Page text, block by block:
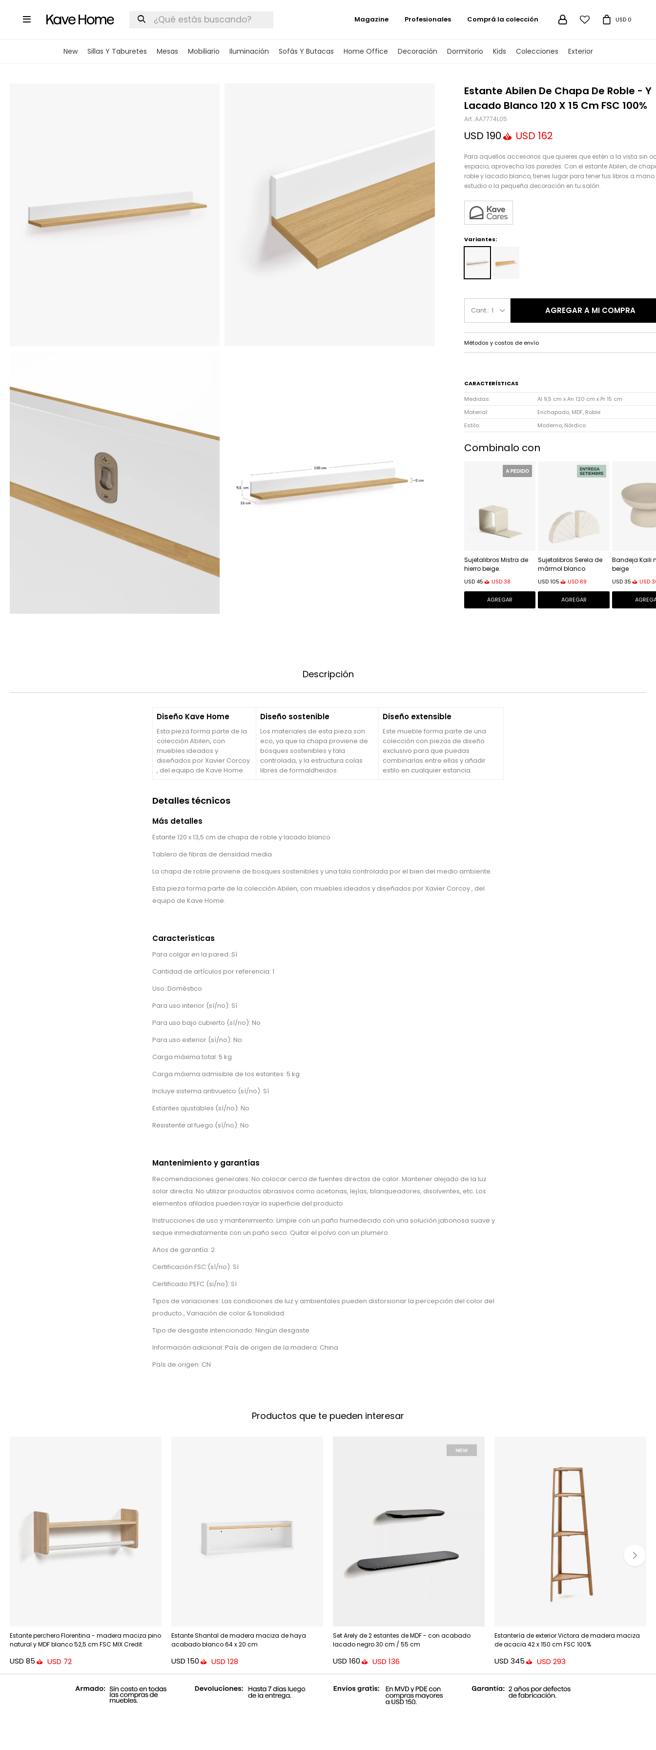

New Sillas Y Taburetes Mesas Mobiliario Iluminación Sofás Y Butacas Home Office Decoración Dormitorio Kids Colecciones Exterior
 USD 0
Magazine Profesionales Comprá la colección
Estante Abilen De Chapa De Roble - Y
Lacado Blanco 120 X 15 Cm FSC 100%
AA7774L05
USD 190 USD 162
Para aquellos accesorios que quieres que estén a la vista sin
espacio, aprovecha las paredes. Con el estante Abilen, de
roble y lacado blanco, tienes lugar para tener tus libros a mano
estudio o la pequeña decoración en tu salón.
Variantes:
1 AGREGAR A MI COMPRA
Métodos y costos de envío
CARACTERÍSTICAS
Medidas
Al 9,5 cm x An 120 cm x Pr 15 cm
Material
Enchapado, MDF, Roble
Estilo
Moderno, Nórdico
Combinalo con
Sujetalibros Mistra de
hierro beige.
USD 45 USD38
Sujetalibros Serela de
mármol blanco
USD 105 USD 89
Bandeja Kaili
beige
USD35 USD
Descripción
Diseño Kave Home
Esta pieza forma parte de la
colección Abilen, con
muebles ideados y
diseñados por Xavier Corcoy
, del equipo de Kave Home.
Diseño sostenible
Los materiales de esta pieza son
eco, ya que la chapa proviene de
bosques sostenibles y tala
controlada, y la estructura colas
libres de formaldheidos.
Diseño extensible
Este mueble forma parte de una
colección con piezas de diseño
exclusivo para que puedas
combinarlas entre ellas y añadir
estilo en cualquier estancia.
Detalles técnicos
Más detalles
Estante 120 x 13,5 cm de chapa de roble y lacado blanco
Tablero de fibras de densidad media
La chapa de roble proviene de bosques sostenibles y una tala controlada por el bien del medio ambiente.
Esta pieza forma parte de la colección Abilen, con muebles ideados y diseñados por Xavier Corcoy , del
equipo de Kave Home.
Características
Para colgar en la pared: Sí
Cantidad de artículos por referencia: 1
Uso: Doméstico
Para uso interior (sí/no): Sí
Para uso bajo cubierto (sí/no): No
Para uso exterior (sí/no): No
Carga máxima total: 5 kg
Carga máxima admisible de los estantes: 5 kg
Incluye sistema antivuelco (sí/no): Sí
Estantes ajustables (sí/no): No
Resistente al fuego (sí/no): No
Mantenimiento y garantías
Recomendaciones generales: No colocar cerca de fuentes directas de calor. Mantener alejado de la luz
solar directa. No utilizar productos abrasivos como acetonas, lejías, blanqueadores, disolventes, etc. Los
elementos afilados pueden rayar la superficie del producto
Instrucciones de uso y mantenimiento: Limpie con un paño humedecido con una solución jabonosa suave y
seque inmediatamente con un paño seco. Quitar el polvo con un plumero.
Años de garantía: 2
Certificación FSC (sí/no): Sí
Certificado PEFC (si/no): Sí
Tipos de variaciones: Las condiciones de luz y ambientales pueden distorsionar la percepción del color del
producto., Variación de color & tonalidad
Tipo de desgaste intencionado: Ningún desgaste
Información adicional: País de origen de la madera: China
País de origen: CN
Productos que te pueden interesar
Estante perchero Florentina - madera maciza pino
natural y MDF blanco 52,5 cm FSC MIX Credit
USD 85 USD 72
Estante Shantal de madera maciza de haya
acabado blanco 64 x 20 cm
USD 150 USD 128
Set Arely de 2 estantes de MDF - con acabado
lacado negro 30 cm / 55 cm
USD 160 USD 136
Estantería de exterior Victora de madera maciza
de acacia 42 x 150 cm FSC 100%
USD 345 USD 293